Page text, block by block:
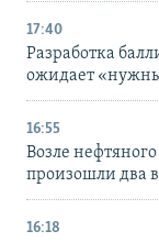
17:40
Разработка
ожидает
16:55
Возле
произошли два
16:18